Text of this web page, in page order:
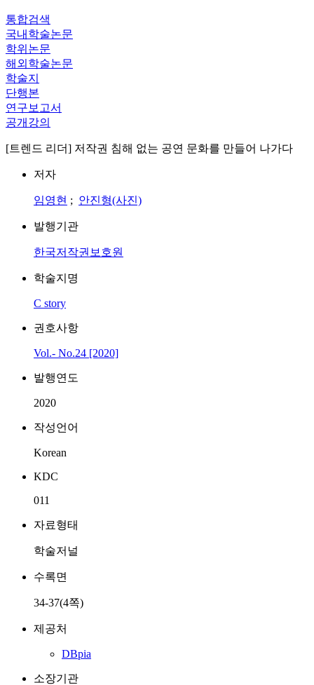
통합검색
국내학술논문
학위논문
해외학술논문
학술지
단행본
연구보고서
공개강의
[트렌드 리더] 저작권 침해 없는 공연 문화를 만들어 나가다
저자
임영현 ; 안진형(사진)
발행기관
한국저작권보호원
학술지명
C story
권호사항
Vol.- No.24 [2020]
발행연도
2020
작성언어
Korean
KDC
011
자료형태
학술저널
수록면
34-37(4쪽)
제공처
DBpia
소장기관